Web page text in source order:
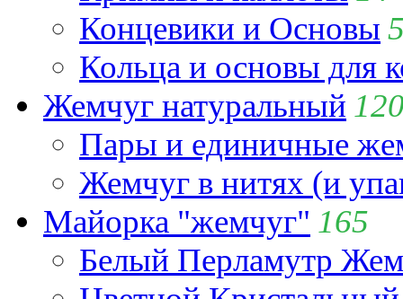
Концевики и Основы
Кольца и основы для
Жемчуг натуральный
Пары и единичные
Жемчуг в нитях (и
Майорка "жемчуг" 165
Белый Перламутр